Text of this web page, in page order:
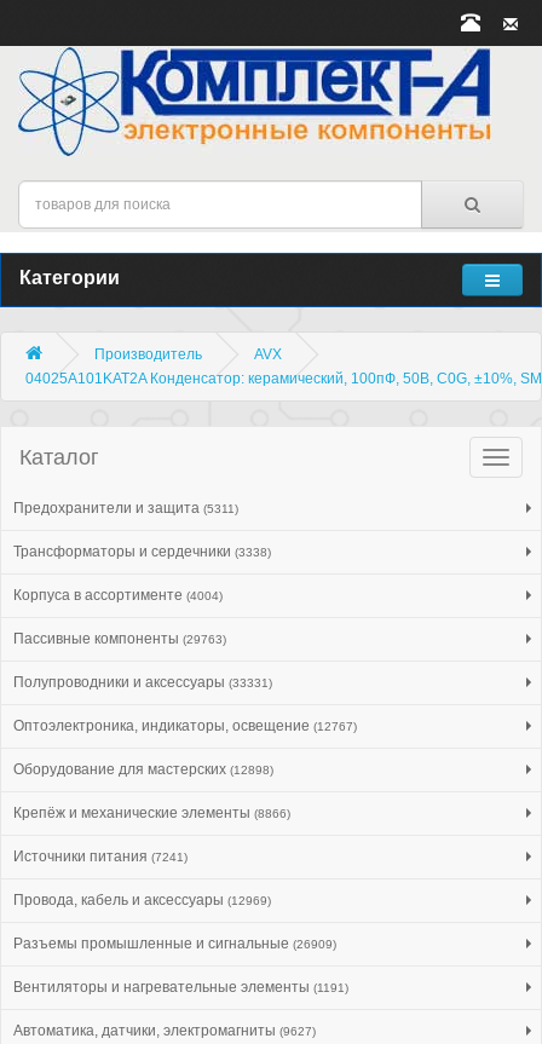
Категории
Производитель
AVX
04025A101KAT2A Конденсатор: керамический, 100пФ, 50В, C0G, ±10%,
Каталог
Предохранители и защита (5311)
Трансформаторы и сердечники (3338)
Корпуса в ассортименте (4004)
Пассивные компоненты (29763)
Полупроводники и аксессуары (33331)
Оптоэлектроника, индикаторы, освещение (12767)
Оборудование для мастерских (12898)
Крепёж и механические элементы (8866)
Источники питания (7241)
Провода, кабель и аксессуары (12969)
Разъемы промышленные и сигнальные (26909)
Вентиляторы и нагревательные элементы (1191)
Автоматика, датчики, электромагниты (9627)